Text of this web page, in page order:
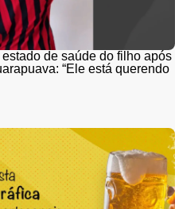
de saúde do filho após
“Ele está querendo